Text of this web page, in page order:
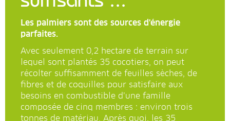
Les palmiers sont des sources d'énergie
parfaites.
Avec seulement 0,2 hectare de terrain sur
lequel sont plantés 35 cocotiers, on peut
récolter suffisamment de feuilles sèches, de
fibres et de coquilles pour satisfaire aux
besoins en combustible d’une famille
composée de cinq membres : environ trois
tonnes de matériau. Après quoi, les 35